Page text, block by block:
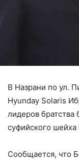
В Назрани по ул.
Hyunday Solaris
лидеров братства
суфийского
Сообщается, что